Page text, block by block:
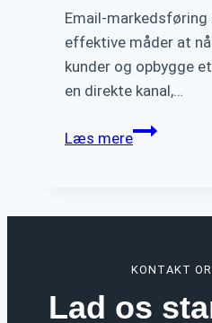
Email-markedsføring
effektive måder at
kunder og opbygge
en direkte kanal,…
Læs mereEffektiv
tricks
KONTAKT
Lad os